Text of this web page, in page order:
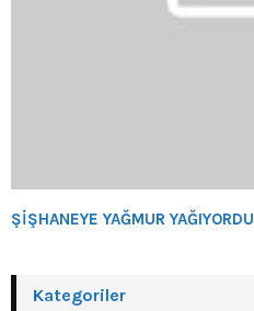
ŞİŞHANEYE YAĞMUR YAĞIYORDU
Kategoriler